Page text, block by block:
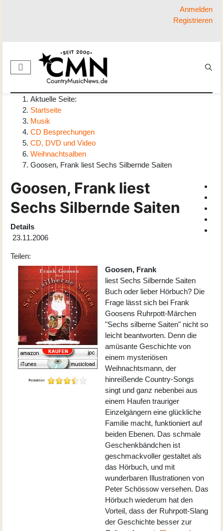
Anmelden
Registrieren
Aktuelle Seite:
Startseite
Musik
CD Besprechungen
CD, DVD und Video
Weihnachtsalben
Goosen, Frank liest Sechs Silbernde Saiten
Goosen, Frank liest
Sechs Silbernde Saiten
Details
23.11.2006
Teilen:
Goosen, Frank
liest Sechs Silbernde Saiten
Buch oder lieber Hörbuch? Die
Frage lässt sich bei Frank
Goosens Ruhrpott-Märchen
"Sechs silberne Saiten" nicht so
leicht beantworten. Denn die
amüsante Geschichte von
einem mysteriösen
Weihnachtsmann, der
hinreißende Country-Songs
singt und ganz nebenbei aus
einem Haufen trauriger
Einzelgängern eine glückliche
Familie macht, funktioniert auf
beiden Ebenen. Das schmale
Geschenkbändchen ist
geschmackvoller gestaltet als
das Hörbuch, und mit
wunderbaren Illustrationen von
Peter Schössow versehen. Das
Hörbuch wiederum hat den
Vorteil, dass der Ruhrpott-Slang
der Geschichte besser zur